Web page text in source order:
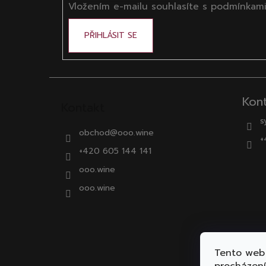
Tento
Vložením e-mailu souhlasíte s
PŘIHLÁSIT SE
obchod@ooo.wine
+420 605 144 141
ooo.wine
ooo.wine